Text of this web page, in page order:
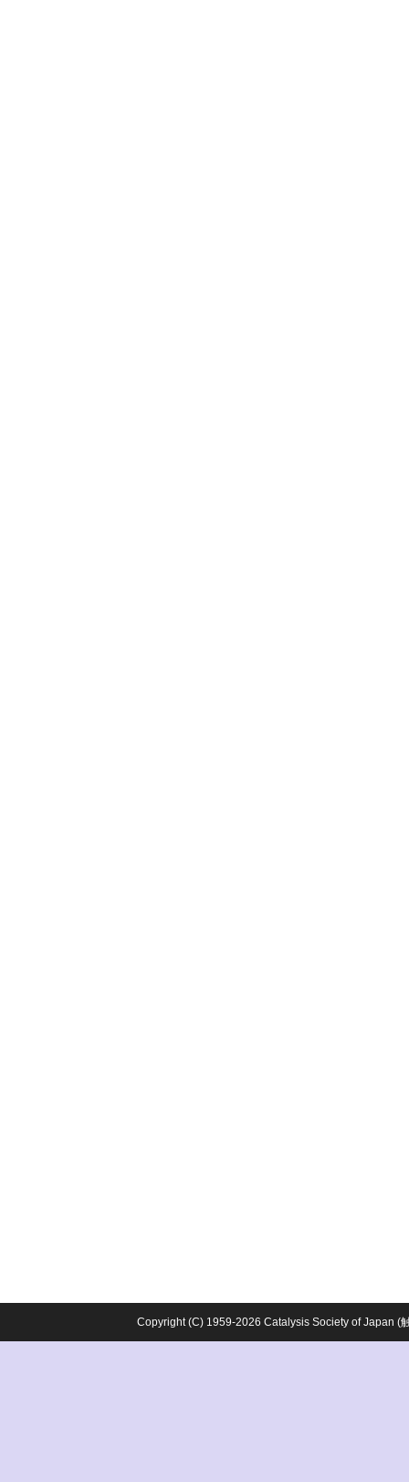
Copyright (C) 1959-2026 Catalysis Society of Japan (